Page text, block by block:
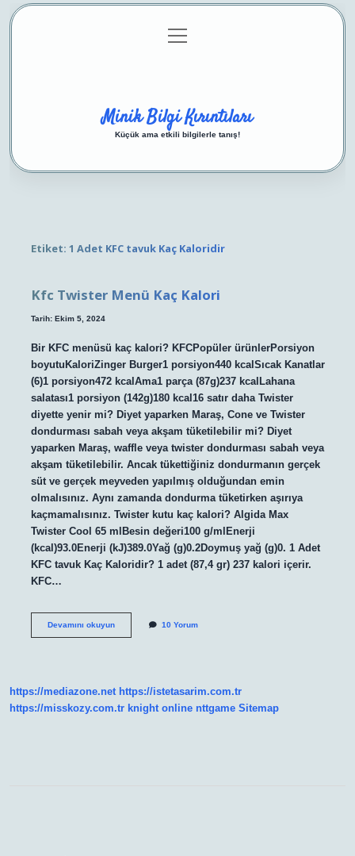
Gizlilik Politikası
menüyü
aç
Minik Bilgi Kırıntıları
Küçük ama etkili bilgilerle tanış!
Etiket: 1 Adet KFC tavuk Kaç Kaloridir
Kfc Twister Menü Kaç Kalori
Tarih: Ekim 5, 2024
Bir KFC menüsü kaç kalori? KFCPopüler ürünlerPorsiyon
boyutuKaloriZinger Burger1 porsiyon440 kcalSıcak Kanatlar
(6)1 porsiyon472 kcalAma1 parça (87g)237 kcalLahana
salatası1 porsiyon (142g)180 kcal16 satır daha Twister
diyette yenir mi? Diyet yaparken Maraş, Cone ve Twister
dondurması sabah veya akşam tüketilebilir mi? Diyet
yaparken Maraş, waffle veya twister dondurması sabah veya
akşam tüketilebilir. Ancak tükettiğiniz dondurmanın gerçek
süt ve gerçek meyveden yapılmış olduğundan emin
olmalısınız. Aynı zamanda dondurma tüketirken aşırıya
kaçmamalısınız. Twister kutu kaç kalori? Algida Max
Twister Cool 65 mlBesin değeri100 g/mlEnerji
(kcal)93.0Enerji (kJ)389.0Yağ (g)0.2Doymuş yağ (g)0. 1 Adet
KFC tavuk Kaç Kaloridir? 1 adet (87,4 gr) 237 kalori içerir.
KFC…
Devamını okuyunKfc
10 Yorum
https://mediazone.net https://istetasarim.com.tr
https://misskozy.com.tr knight online nttgame Sitemap